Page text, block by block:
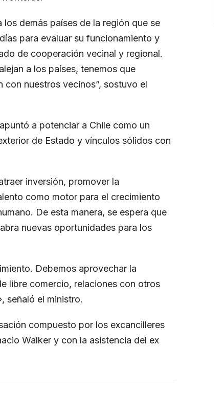
demás países de la región que se
para evaluar su funcionamiento y
de cooperación vecinal y regional.
a los países, tenemos que
nuestros vecinos”, sostuvo el
a potenciar a Chile como un
de Estado y vínculos sólidos con
inversión, promover la
como motor para el crecimiento
De esta manera, se espera que
nuevas oportunidades para los
Debemos aprovechar la
libre comercio, relaciones con otros
señaló el ministro.
compuesto por los excancilleres
Walker y con la asistencia del ex